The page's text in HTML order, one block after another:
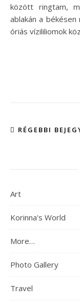
között ringtam,
ablakán a
óriás vízililiomok
RÉGEBBI
Art
Korinna's World
More…
Photo Gallery
Travel